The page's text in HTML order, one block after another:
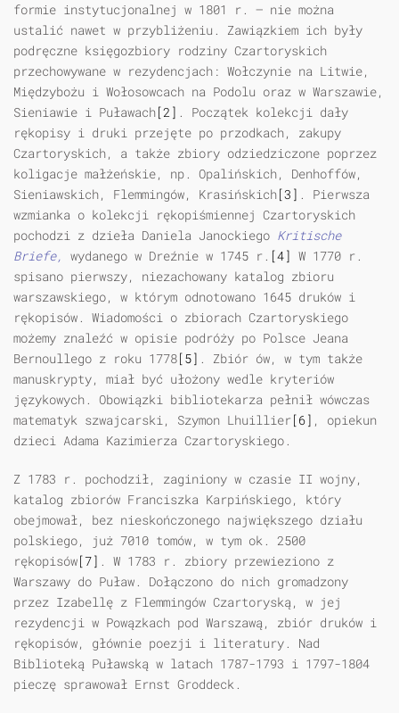
formie instytucjonalnej w 1801 r. — nie można
ustalić nawet w przybliżeniu. Zawiązkiem ich były
podręczne księgozbiory rodziny Czartoryskich
przechowywane w rezydencjach: Wołczynie na Litwie,
Międzybożu i Wołosowcach na Podolu oraz w Warszawie,
Sieniawie i Puławach[2] . Początek kolekcji dały
rękopisy i druki przejęte po przodkach, zakupy
Czartoryskich, a także zbiory odziedziczone poprzez
koligacje małżeńskie, np. Opalińskich, Denhoffów,
Sieniawskich, Flemmingów, Krasińskich[3] . Pierwsza
wzmianka o kolekcji rękopiśmiennej Czartoryskich
pochodzi z dzieła Daniela Janockiego Kritische
Briefe, wydanego w Dreźnie w 1745 r. [4] W 1770 r.
spisano pierwszy, niezachowany katalog zbioru
warszawskiego, w którym odnotowano 1645 druków i
rękopisów. Wiadomości o zbiorach Czartoryskiego
możemy znaleźć w opisie podróży po Polsce Jeana
Bernoullego z roku 1778[5] . Zbiór ów, w tym także
manuskrypty, miał być ułożony wedle kryteriów
językowych. Obowiązki bibliotekarza pełnił wówczas
matematyk szwajcarski, Szymon Lhuillier[6] , opiekun
dzieci Adama Kazimierza Czartoryskiego.
Z 1783 r. pochodził, zaginiony w czasie II wojny,
katalog zbiorów Franciszka Karpińskiego, który
obejmował, bez nieskończonego największego działu
polskiego, już 7010 tomów, w tym ok. 2500
rękopisów[7] . W 1783 r. zbiory przewieziono z
Warszawy do Puław. Dołączono do nich gromadzony
przez Izabellę z Flemmingów Czartoryską, w jej
rezydencji w Powązkach pod Warszawą, zbiór druków i
rękopisów, głównie poezji i literatury. Nad
Biblioteką Puławską w latach 1787-1793 i 1797-1804
pieczę sprawował Ernst Groddeck.